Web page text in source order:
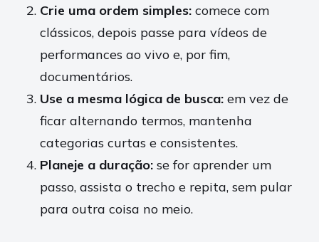
Crie uma ordem simples: comece com
clássicos, depois passe para vídeos de
performances ao vivo e, por fim,
documentários.
Use a mesma lógica de busca: em vez de
ficar alternando termos, mantenha
categorias curtas e consistentes.
Planeje a duração: se for aprender um
passo, assista o trecho e repita, sem pular
para outra coisa no meio.